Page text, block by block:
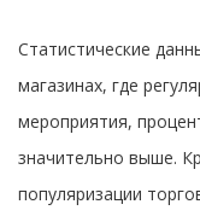
Статистические
магазинах, где
мероприятия,
значительно выше.
популяризации